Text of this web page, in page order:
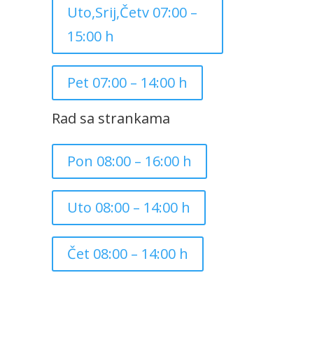
Uto,Srij,Četv 07:00 –
15:00 h
Pet 07:00 – 14:00 h
Rad sa strankama
Pon 08:00 – 16:00 h
Uto 08:00 – 14:00 h
Čet 08:00 – 14:00 h